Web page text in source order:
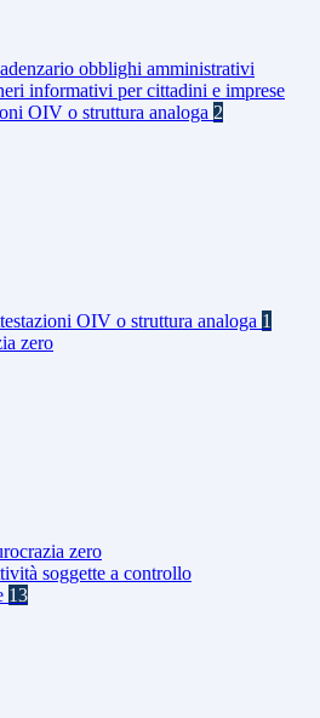
obblighi amministrativi
informativi per cittadini e imprese
OIV o struttura analoga 2
OIV o struttura analoga 1
zero
zero
soggette a controllo
13